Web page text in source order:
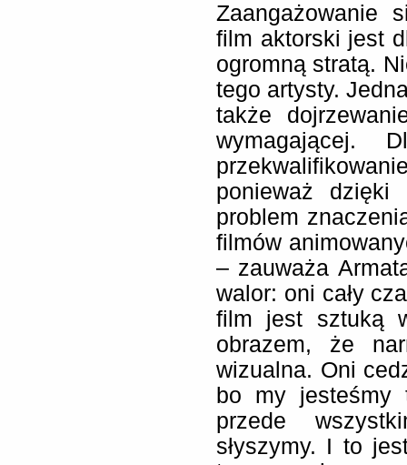
Zaangażowanie
film aktorski jest
ogromną stratą.
tego artysty.
także
wymagającej.
ponieważ dzięki
problem
filmów
– zauważa
walor: oni cały
film jest sztuką
obrazem, że
wizualna. Oni
bo my jesteśmy
przede
słyszymy. I to